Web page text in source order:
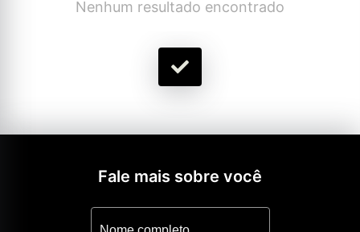
Nenhum resultado encontrado
Fale mais sobre você